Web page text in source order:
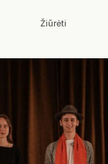
Žiūrėti